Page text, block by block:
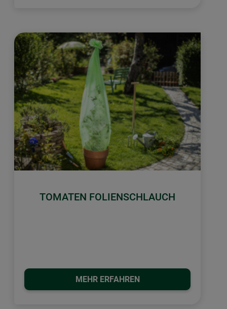
TOMATEN FOLIENSCHLAUCH
MEHR ERFAHREN